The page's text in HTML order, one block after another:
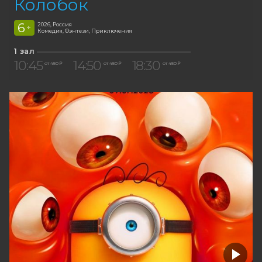
Колобок
6 +
2026, Россия
Комедия, Фэнтези, Приключения
1 зал
10:45 от 450 ₽ 14:50 от 450 ₽ 18:30 от 450 ₽